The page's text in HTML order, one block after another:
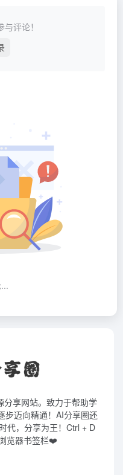
评论！
分享网站。致力于帮助学
步迈向精通！AI分享圈还
代，分享为王！Ctrl + D
览器书签栏❤️